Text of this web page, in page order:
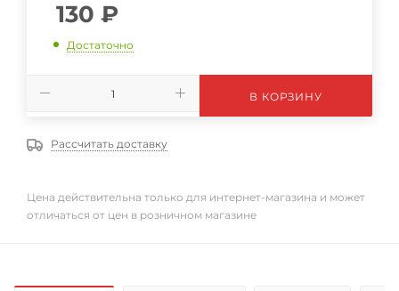
130 ₽
Достаточно
В КОРЗИНУ
Рассчитать доставку
Цена действительна только для интернет-магазина и может
отличаться от цен в розничном магазине